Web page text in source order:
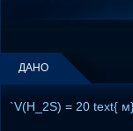
ДАНО
`V(H_2S) = 20 text{